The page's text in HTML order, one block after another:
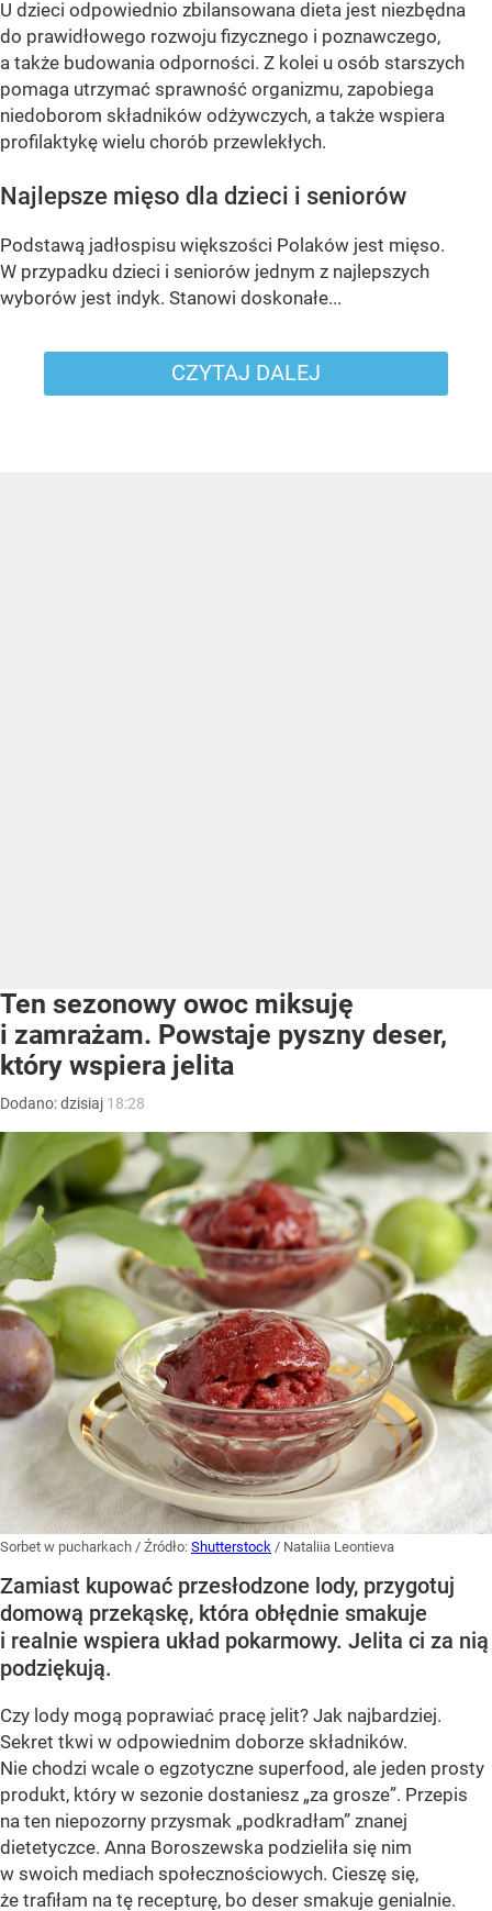
U dzieci odpowiednio zbilansowana dieta jest niezbędna
do prawidłowego rozwoju fizycznego i poznawczego,
a także budowania odporności. Z kolei u osób starszych
pomaga utrzymać sprawność organizmu, zapobiega
niedoborom składników odżywczych, a także wspiera
profilaktykę wielu chorób przewlekłych.
Najlepsze mięso dla dzieci i seniorów
Podstawą jadłospisu większości Polaków jest mięso.
W przypadku dzieci i seniorów jednym z najlepszych
wyborów jest indyk. Stanowi doskonałe...
CZYTAJ DALEJ
Ten sezonowy owoc miksuję
i zamrażam. Powstaje pyszny deser,
który wspiera jelita
Dodano:dzisiaj 18:28
Sorbet w pucharkach / Źródło: Shutterstock / Nataliia Leontieva
Zamiast kupować przesłodzone lody, przygotuj
domową przekąskę, która obłędnie smakuje
i realnie wspiera układ pokarmowy. Jelita ci za nią
podziękują.
Czy lody mogą poprawiać pracę jelit? Jak najbardziej.
Sekret tkwi w odpowiednim doborze składników.
Nie chodzi wcale o egzotyczne superfood, ale jeden prosty
produkt, który w sezonie dostaniesz „za grosze”. Przepis
na ten niepozorny przysmak „podkradłam” znanej
dietetyczce. Anna Boroszewska podzieliła się nim
w swoich mediach społecznościowych. Cieszę się,
że trafiłam na tę recepturę, bo deser smakuje genialnie.